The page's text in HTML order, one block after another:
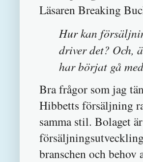
Läsaren Breaking
Hur kan
driver det? Och,
har börjat gå
Bra frågor som jag
Hibbetts försäljning
samma stil. Bolaget
branschen och